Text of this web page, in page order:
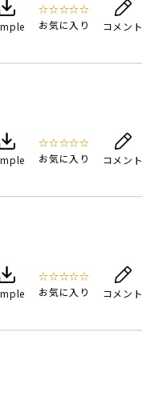
☆☆☆☆☆
お気に入り
コメント
☆☆☆☆☆
お気に入り
コメント
☆☆☆☆☆
お気に入り
コメント